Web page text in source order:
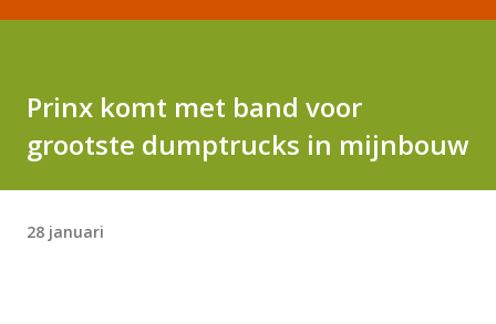
Prinx komt met band voor
grootste dumptrucks in mijnbouw
28 januari